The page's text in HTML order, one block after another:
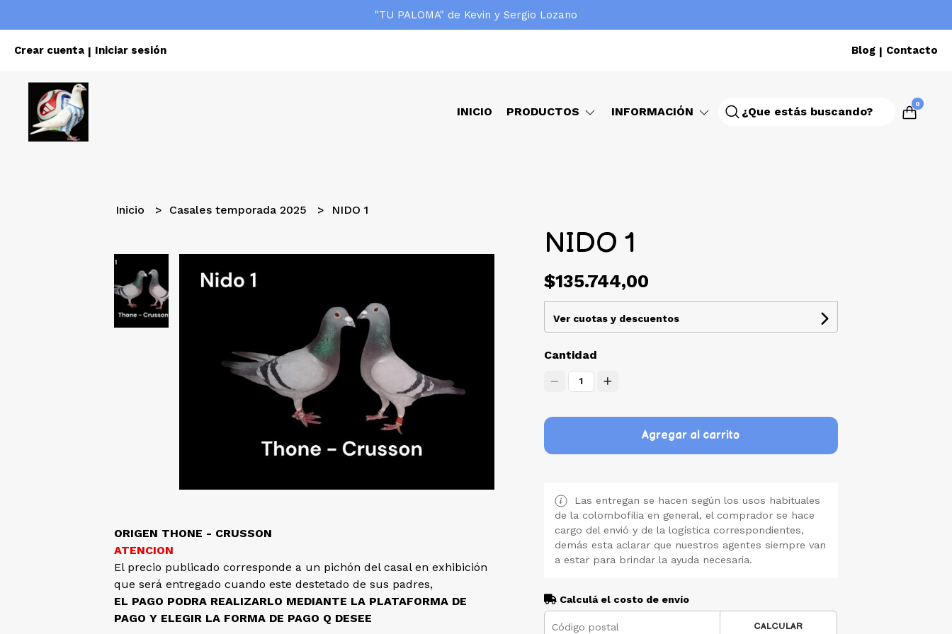
"TU PALOMA" de Kevin y Sergio Lozano
Crear cuenta | Iniciar sesión Blog | Contacto
INICIO PRODUCTOS INFORMACIÓN
0
Inicio Casales temporada 2025 NIDO 1
ORIGEN THONE - CRUSSON
ATENCION
El precio publicado corresponde a un pichón del casal en exhibición
que será entregado cuando este destetado de sus padres,
EL PAGO PODRA REALIZARLO MEDIANTE LA PLATAFORMA DE
PAGO Y ELEGIR LA FORMA DE PAGO Q DESEE
NIDO 1
$135.744,00
Ver cuotas y descuentos
Cantidad
1
Agregar al carrito
Las entregan se hacen según los usos habituales
de la colombofilia en general, el comprador se hace
cargo del envió y de la logística correspondientes,
demás esta aclarar que nuestros agentes siempre van
a estar para brindar la ayuda necesaria.
Calculá el costo de envío
CALCULAR